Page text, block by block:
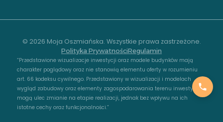
© 2026 Moja Oszmiańska. Wszystkie prawa zastrzeżone.
Polityka PrywatnościRegulamin
“Przedstawione wizualizacje inwestycji oraz modele budynków mają
charakter poglądowy oraz nie stanowią elementu oferty w rozumieniu
art. 66 kodeksu cywilnego. Przedstawiony w wizualizacji i modelach
wygląd zabudowy oraz elementy zagospodarowania terenu inwestycji
mogą ulec zmianie na etapie realizacji, jednak bez wpływu na ich
istotne cechy oraz funkcjonalności.”